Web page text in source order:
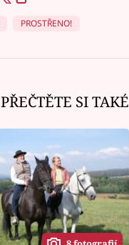
PROSTŘENO!
PŘEČTĚTE SI TAKÉ